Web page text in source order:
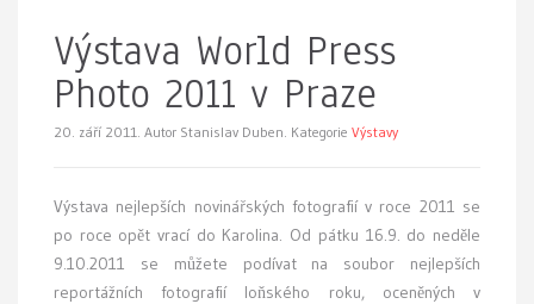
Výstava World Press
Photo 2011 v Praze
20. září 2011. Autor Stanislav Duben. Kategorie Výstavy
Výstava nejlepších novinářských fotografií v roce 2011 se
po roce opět vrací do Karolina. Od pátku 16.9. do neděle
9.10.2011 se můžete podívat na soubor nejlepších
reportážních fotografií loňského roku, oceněných v